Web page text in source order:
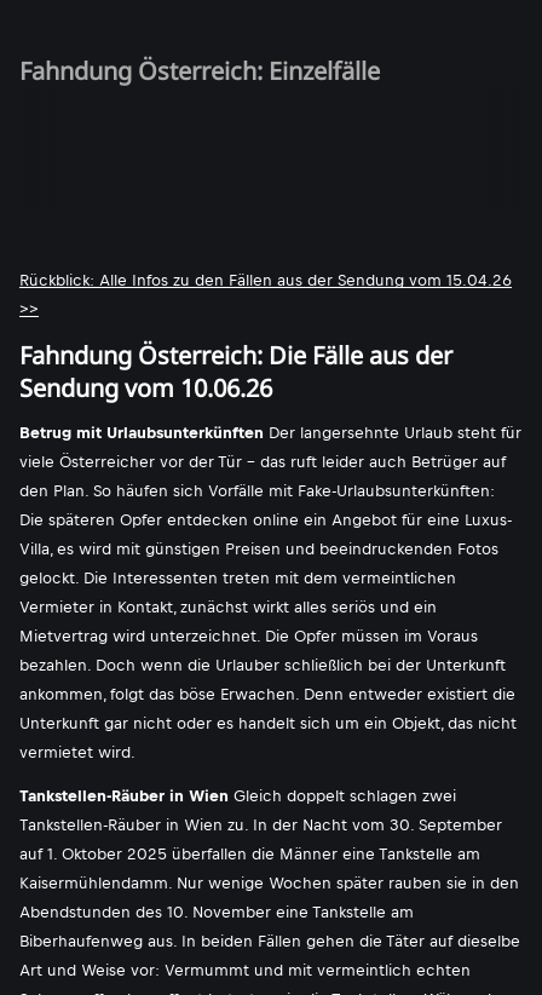
Fahndung Österreich: Einzelfälle
Rückblick: Alle Infos zu den Fällen aus der Sendung vom 15.04.26
>>
Fahndung Österreich: Die Fälle aus der
Sendung vom 10.06.26
Betrug mit Urlaubsunterkünften Der langersehnte Urlaub steht für
viele Österreicher vor der Tür - das ruft leider auch Betrüger auf
den Plan. So häufen sich Vorfälle mit Fake-Urlaubsunterkünften:
Die späteren Opfer entdecken online ein Angebot für eine Luxus-
Villa, es wird mit günstigen Preisen und beeindruckenden Fotos
gelockt. Die Interessenten treten mit dem vermeintlichen
Vermieter in Kontakt, zunächst wirkt alles seriös und ein
Mietvertrag wird unterzeichnet. Die Opfer müssen im Voraus
bezahlen. Doch wenn die Urlauber schließlich bei der Unterkunft
ankommen, folgt das böse Erwachen. Denn entweder existiert die
Unterkunft gar nicht oder es handelt sich um ein Objekt, das nicht
vermietet wird.
Tankstellen-Räuber in Wien Gleich doppelt schlagen zwei
Tankstellen-Räuber in Wien zu. In der Nacht vom 30. September
auf 1. Oktober 2025 überfallen die Männer eine Tankstelle am
Kaisermühlendamm. Nur wenige Wochen später rauben sie in den
Abendstunden des 10. November eine Tankstelle am
Biberhaufenweg aus. In beiden Fällen gehen die Täter auf dieselbe
Art und Weise vor: Vermummt und mit vermeintlich echten